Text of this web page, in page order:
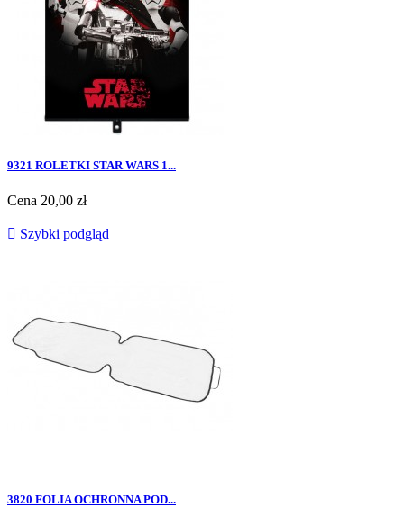
9321 ROLETKI STAR WARS 1...
Cena 20,00 zł
 Szybki podgląd
3820 FOLIA OCHRONNA POD...